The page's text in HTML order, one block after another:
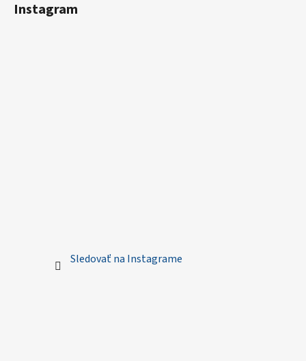
Instagram
Sledovať na Instagrame